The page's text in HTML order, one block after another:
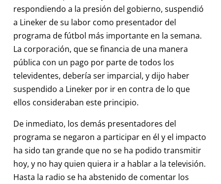
respondiendo a la presión del gobierno, suspendió
a Lineker de su labor como presentador del
programa de fútbol más importante en la semana.
La corporación, que se financia de una manera
pública con un pago por parte de todos los
televidentes, debería ser imparcial, y dijo haber
suspendido a Lineker por ir en contra de lo que
ellos consideraban este principio.
De inmediato, los demás presentadores del
programa se negaron a participar en él y el impacto
ha sido tan grande que no se ha podido transmitir
hoy, y no hay quien quiera ir a hablar a la televisión.
Hasta la radio se ha abstenido de comentar los